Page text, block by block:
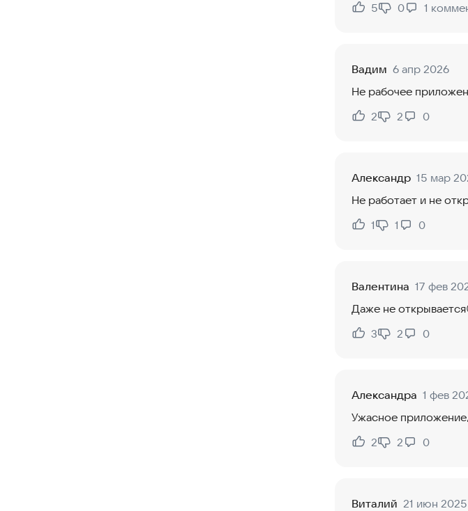
Нравится:
5
Не нравится:
0 1
Вадим 6 апр 2026
Не рабочее
Нравится:
2
Не нравится:
2 0
Александр 15 мар
Не работает и не
Нравится:
1
Не нравится:
1 0
Валентина 17 фев
Даже не
Нравится:
3
Не нравится:
2 0
Александра 1 фев
Ужасное
Нравится:
2
Не нравится:
2 0
Виталий 21 июн 2025